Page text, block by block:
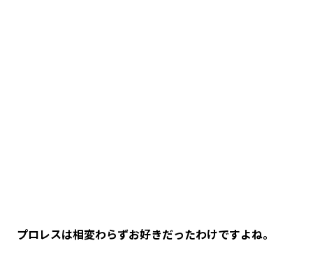
――プロレスは相変わらずお好きだったわけですよね。